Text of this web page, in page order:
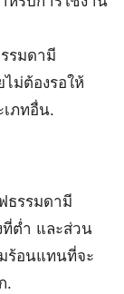
รมดามี
ม่ต้องรอให้
ภทอื่น.
ธรรมดามี
ที่ต่ำ และส่วน
ร้อนแทนที่จะ
.